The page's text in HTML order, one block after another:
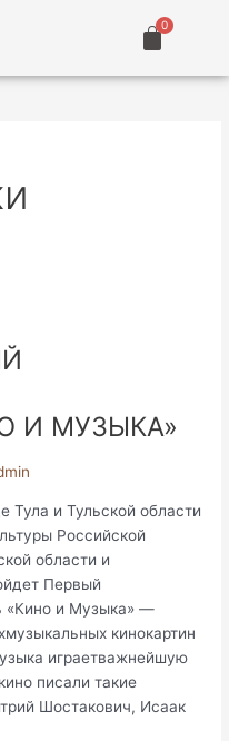
И МУЗЫКА»
Тула и Тульской области
Российской
области и
Первый
«Кино и Музыка» —
кинокартин
играетважнейшую
писали такие
Шостакович, Исаак